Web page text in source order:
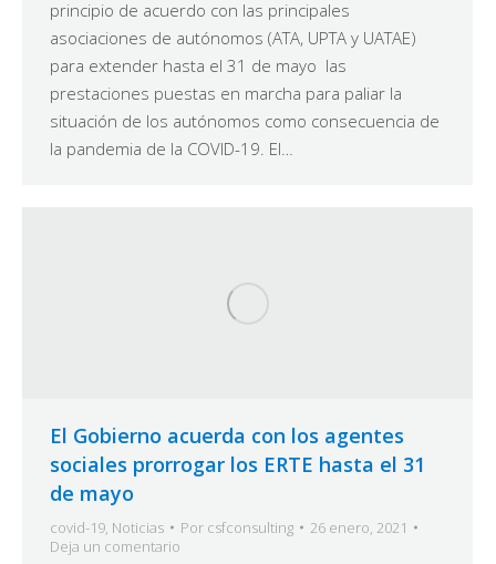
principio de acuerdo con las principales
asociaciones de autónomos (ATA, UPTA y UATAE)
para extender hasta el 31 de mayo las
prestaciones puestas en marcha para paliar la
situación de los autónomos como consecuencia de
la pandemia de la COVID-19. El…
El Gobierno acuerda con los agentes
sociales prorrogar los ERTE hasta el 31
de mayo
covid-19 Noticias Por csfconsulting
26 enero, 2021
Deja un comentario